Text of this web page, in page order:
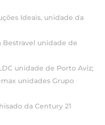
Ideais, unidade da
Bestravel unidade de
unidade de Porto Aviz;
unidades Grupo
da Century 21